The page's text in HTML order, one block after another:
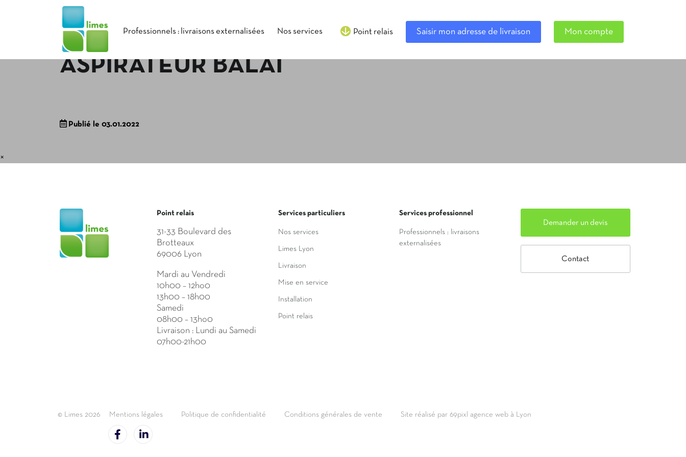
Professionnels : livraisons externalisées Nos services Point relais Saisir mon adresse de livraison Mon compte
ASPIRATEUR BALAI
Publié le 03.01.2022
×
Point relais
31-33 Boulevard des
Brotteaux
69006 Lyon
Mardi au Vendredi
10h00 – 12ho0
13h00 – 18h00
Samedi
08h00 – 13ho0
Livraison : Lundi au Samedi
07h00-21h00
Services particuliers
Nos services
Limes Lyon
Livraison
Mise en service
Installation
Point relais
Services professionnel
Professionnels : livraisons
externalisées
Demander un devis
Contact
© Limes 2026 Mentions légales Politique de confidentialité Conditions générales de vente Site réalisé par 69pixl agence web à Lyon